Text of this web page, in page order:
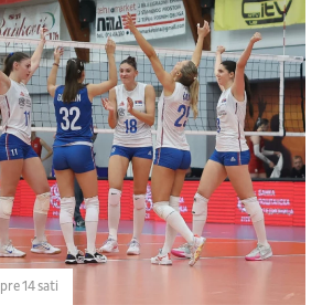
pre 14 sati